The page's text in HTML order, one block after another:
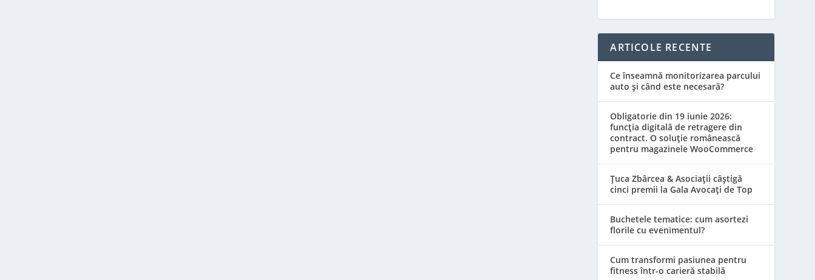
ARTICOLE RECENTE
Ce înseamnă monitorizarea parcului
auto și când este necesară?
Obligatorie din 19 iunie 2026:
funcția digitală de retragere din
contract. O soluție românească
pentru magazinele WooCommerce
Țuca Zbârcea & Asociații câștigă
cinci premii la Gala Avocați de Top
Buchetele tematice: cum asortezi
florile cu evenimentul?
Cum transformi pasiunea pentru
fitness într-o carieră stabilă